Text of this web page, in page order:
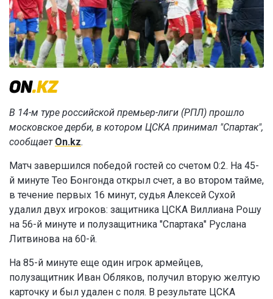
В 14-м туре российской премьер-лиги (РПЛ) прошло
московское дерби, в котором ЦСКА принимал "Спартак",
сообщает On.kz.
Матч завершился победой гостей со счетом 0:2. На 45-
й минуте Тео Бонгонда открыл счет, а во втором тайме,
в течение первых 16 минут, судья Алексей Сухой
удалил двух игроков: защитника ЦСКА Виллиана Рошу
на 56-й минуте и полузащитника "Спартака" Руслана
Литвинова на 60-й.
На 85-й минуте еще один игрок армейцев,
полузащитник Иван Обляков, получил вторую желтую
карточку и был удален с поля. В результате ЦСКА